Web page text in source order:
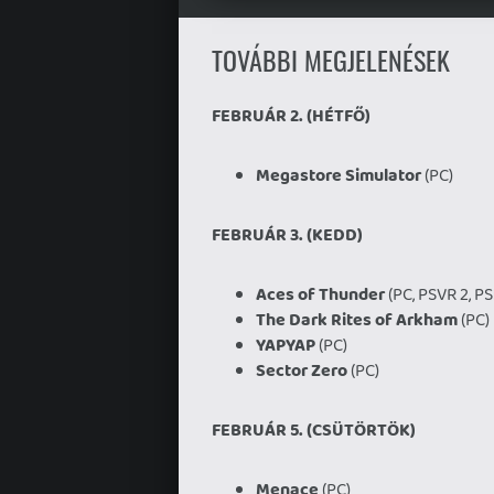
TOVÁBBI MEGJELENÉSEK
FEBRUÁR 2. (HÉTFŐ)
Megastore Simulator(PC)
FEBRUÁR 3. (KEDD)
Aces of Thunder(PC, PSVR 2,
The Dark Rites of Arkham(PC)
YAPYAP(PC)
Sector Zero(PC)
FEBRUÁR 5. (CSÜTÖRTÖK)